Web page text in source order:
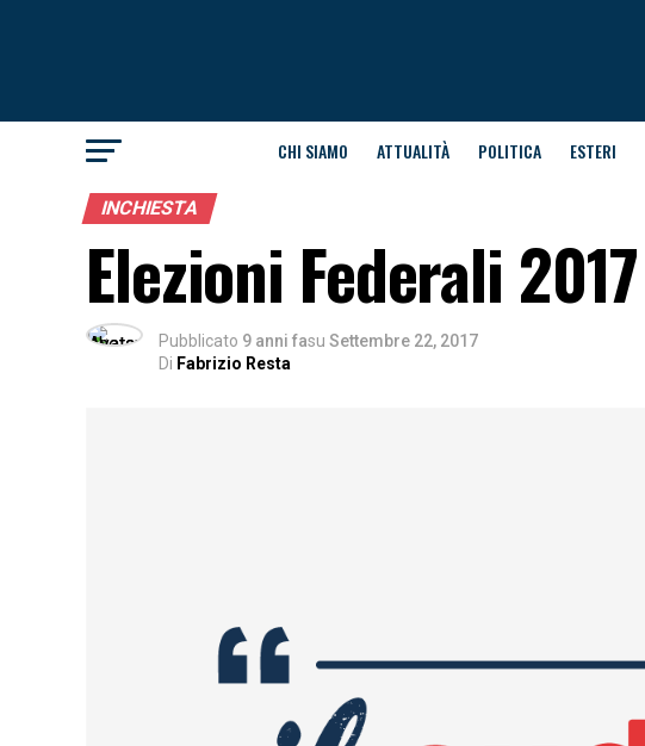
CHI SIAMO ATTUALITÀ POLITICA ESTERI
INCHIESTA
Elezioni Federali 2017
Pubblicato 9 anni fasu Settembre 22, 2017
Di Fabrizio Resta